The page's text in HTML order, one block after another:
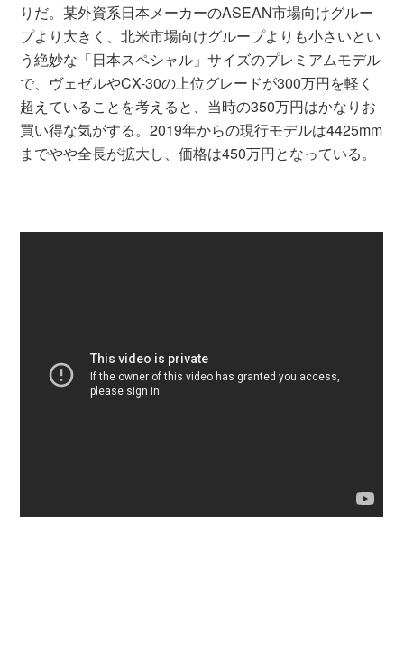
りだ。某外資系日本メーカーのASEAN市場向けグルー
プより大きく、北米市場向けグループよりも小さいとい
う絶妙な「日本スペシャル」サイズのプレミアムモデル
で、ヴェゼルやCX-30の上位グレードが300万円を軽く
超えていることを考えると、当時の350万円はかなりお
買い得な気がする。2019年からの現行モデルは4425mm
までやや全長が拡大し、価格は450万円となっている。